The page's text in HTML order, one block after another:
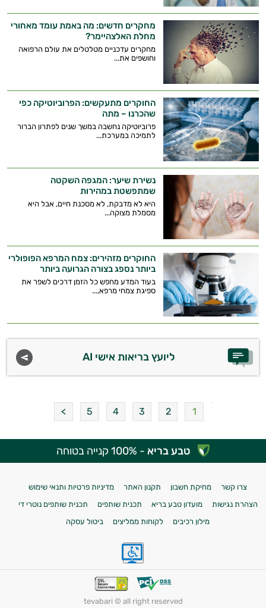
מחקרים חדשים: מה באמת עומד מאחורי
מחלת האלצהיימר?
מחקרים עדכניים מטלטלים את עולם הרפואה
וחושפים את...
החוקרים מתעקשים: הפרוביוטיקה כפי
שהכרנו – מתה
פרוביוטיקה נחשבה במשך שנים לפתרון הברור
לתמיכה במערכת...
נשירת שיער: המגפה השקטה
שמתפשטת במהירות
היא לא מדבקת, לא מסכנת חיים, אבל היא
מסמלת מצוקה...
החוקרים מזהירים: צמח המרפא הפופולרי
ביותר נספג בצורה הגרועה ביותר
בעוד המדע מחפש כל הזמן דרכים לשפר את
ספיגת צמחי מרפא,...
ליועץ בריאות אישי AI
1
2
3
4
5
טבע בריא - 100% קנייה בטוחה
צרו קשר מחיקת חשבון תקנון האתר
מדיניות פרטיות ותנאי שימוש
הצהרת נגישות
מועדון טבע בריא תכנית שותפים
תכנית שותפים נוטרי די
מילון רכיבים
לקוחות ממליצים ביטול עסקה
tevabari © all right reserved
עובדים יחד כדי למקסם תוצאות גם בחיי היום
יום וגם בתחום הכושר והספורט.
המטרה שלי היא להתאים עבורך המלצות
אישיות מבוססות מדעית.
זה הזמן להתחיל. איך אוכל לעזור?